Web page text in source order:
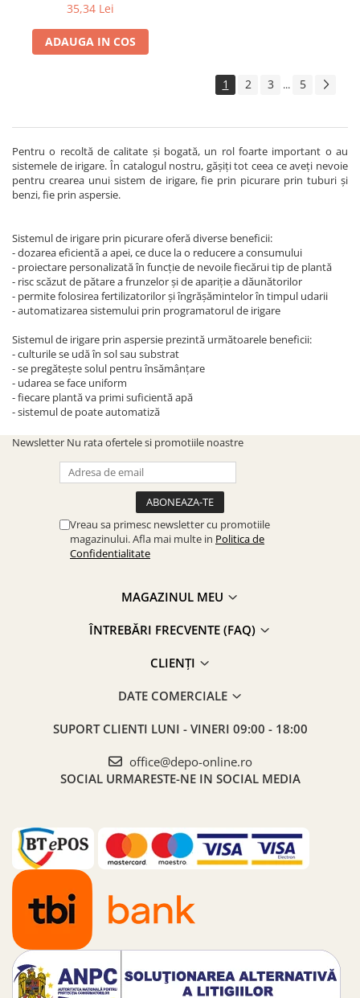
35,34 Lei
ADAUGA IN COS
1 2 3 ... 5
Pentru o recoltă de calitate și bogată, un rol foarte important o au
sistemele de irigare. În catalogul nostru, gășiți tot ceea ce aveți nevoie
pentru crearea unui sistem de irigare, fie prin picurare prin tuburi și
benzi, fie prin aspersie.
Sistemul de irigare prin picurare oferă diverse beneficii:
- dozarea eficientă a apei, ce duce la o reducere a consumului
- proiectare personalizată în funcție de nevoile fiecărui tip de plantă
- risc scăzut de pătare a frunzelor și de apariție a dăunătorilor
- permite folosirea fertilizatorilor și îngrășămintelor în timpul udarii
- automatizarea sistemului prin programatorul de irigare
Sistemul de irigare prin aspersie prezintă următoarele beneficii:
- culturile se udă în sol sau substrat
- se pregătește solul pentru însămânțare
- udarea se face uniform
- fiecare plantă va primi suficientă apă
- sistemul de poate automatiză
Newsletter Nu rata ofertele si promotiile noastre
Vreau sa primesc newsletter cu promotiile
magazinului. Afla mai multe in Politica de
Confidentialitate
MAGAZINUL MEU
ÎNTREBĂRI FRECVENTE (FAQ)
CLIENȚI
DATE COMERCIALE
SUPORT CLIENTI LUNI - VINERI 09:00 - 18:00
office@depo-online.ro
SOCIAL URMARESTE-NE IN SOCIAL MEDIA